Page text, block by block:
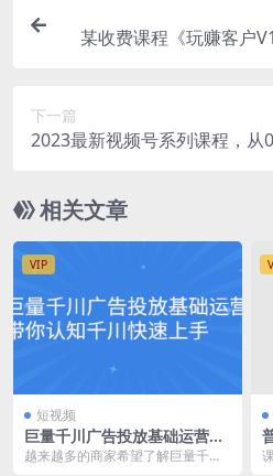
某收费课程《玩赚客户
下一篇
2023最新视频号系列课程，从
相关文章
VIP
短视频
巨量千川广告投放基础运营，
带你认知千川快速上手
越来越多的商家希望了解巨量千川